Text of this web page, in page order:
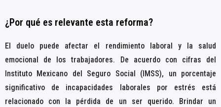
¿Por qué es relevante esta reforma?
El duelo puede afectar el rendimiento laboral y la salud
emocional de los trabajadores. De acuerdo con cifras del
Instituto Mexicano del Seguro Social (IMSS), un porcentaje
significativo de incapacidades laborales por estrés está
relacionado con la pérdida de un ser querido. Brindar un